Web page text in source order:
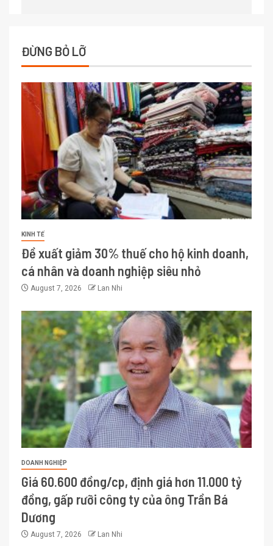
ĐỪNG BỎ LỠ
KINH TẾ
Đề xuất giảm 30% thuế cho hộ kinh doanh,
cá nhân và doanh nghiệp siêu nhỏ
August 7, 2026 Lan Nhi
DOANH NGHIỆP
Giá 60.600 đồng/cp, định giá hơn 11.000 tỷ
đồng, gấp rưỡi công ty của ông Trần Bá
Dương
August 7, 2026 Lan Nhi